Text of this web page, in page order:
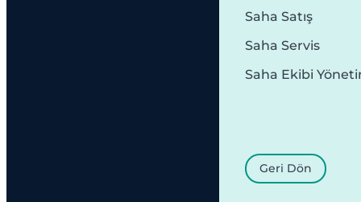
Saha Satış
Saha Servis
Saha Ekibi
Geri Dön